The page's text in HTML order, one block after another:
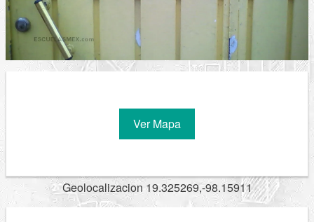
Ver Mapa
Geolocalizacion 19.325269,-98.15911